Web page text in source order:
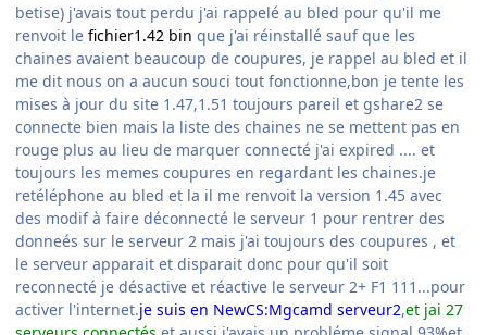
betise) j'avais tout perdu j'ai rappelé au bled pour qu'il me
renvoit le fichier1.42 bin que j'ai réinstallé sauf que les
chaines avaient beaucoup de coupures, je rappel au bled et il
me dit nous on a aucun souci tout fonctionne,bon je tente les
mises à jour du site 1.47,1.51 toujours pareil et gshare2 se
connecte bien mais la liste des chaines ne se mettent pas en
rouge plus au lieu de marquer connecté j'ai expired .... et
toujours les memes coupures en regardant les chaines.je
retéléphone au bled et la il me renvoit la version 1.45 avec
des modif à faire déconnecté le serveur 1 pour rentrer des
donneés sur le serveur 2 mais j'ai toujours des coupures , et
le serveur apparait et disparait donc pour qu'il soit
reconnecté je désactive et réactive le serveur 2+ F1 111...pour
activer l'internet.je suis en NewCS:Mgcamd serveur2,et jai 27